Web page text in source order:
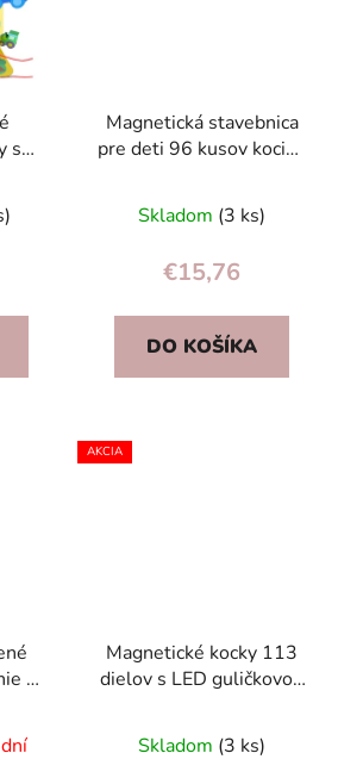
s
Magnetická stavebnica
pre deti 96 kusov kociek
Skladom (3 ks)
€15,76
DO KOŠÍKA
–
AKCIA
Magnetické kocky 113
dielov s LED guličkovou
pre deti 3+
Skladom (3 ks)